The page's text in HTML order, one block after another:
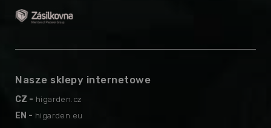
Nasze sklepy internetowe
CZ - higarden.cz
EN - higarden.eu